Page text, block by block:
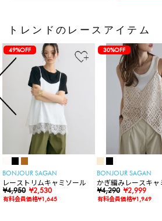
トレンドのレースアイテム
49%OFF
BONJOUR SAGAN
レーストリムキャミソール
¥4,950 ¥2,530
有料会員価格¥1,645
30%OFF
BONJOUR SAGAN
かぎ編みレースキャ
ェ
¥4,290 ¥2,999
有料会員価格¥1,949